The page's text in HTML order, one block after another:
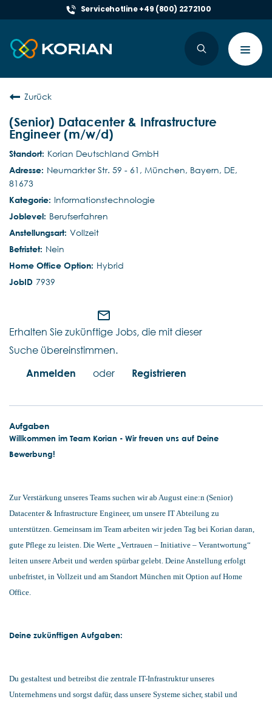
Servicehotline +49 (800) 2272100
Zurück
(Senior) Datacenter & Infrastructure
Engineer (m/w/d)
Korian Deutschland GmbH
Neumarkter Str. 59 - 61, München, Bayern, DE,
81673
Informationstechnologie
Berufserfahren
Vollzeit
Nein
Hybrid
7939
mail_outline
Erhalten Sie zukünftige Jobs, die mit dieser
Suche übereinstimmen.
Anmelden
oder Registrieren
Aufgaben
Willkommen im Team Korian - Wir freuen uns auf Deine
Bewerbung!
Zur Verstärkung unseres Teams suchen wir ab August eine:n (Senior)
Datacenter & Infrastructure Engineer, um unsere IT Abteilung zu
unterstützen. Gemeinsam im Team arbeiten wir jeden Tag bei Korian daran,
gute Pflege zu leisten. Die Werte „Vertrauen – Initiative – Verantwortung“
leiten unsere Arbeit und werden spürbar gelebt. Deine Anstellung erfolgt
unbefristet, in Vollzeit und am Standort München mit Option auf Home
Office.
Deine zukünftigen Aufgaben:
Du gestaltest und betreibst die zentrale IT-Infrastruktur unseres
Unternehmens und sorgst dafür, dass unsere Systeme sicher, stabil und